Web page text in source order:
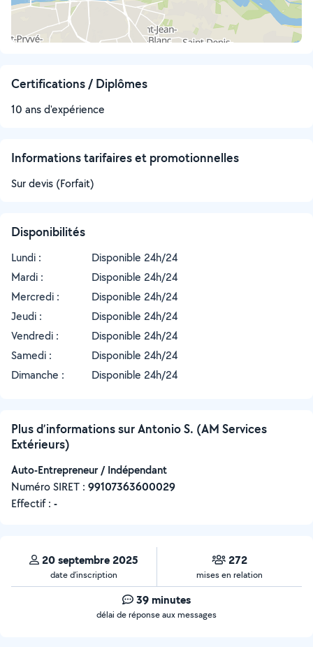
Certifications / Diplômes
10 ans d'expérience
Informations tarifaires et promotionnelles
Sur devis (Forfait)
Disponibilités
Lundi :
Disponible 24h/24
Mardi :
Disponible 24h/24
Mercredi :
Disponible 24h/24
Jeudi :
Disponible 24h/24
Vendredi :
Disponible 24h/24
Samedi :
Disponible 24h/24
Dimanche :
Disponible 24h/24
Plus d’informations sur Antonio S. (AM Services
Extérieurs)
Auto-Entrepreneur / Indépendant
Numéro SIRET : ‍99107363600029
Effectif : -
20 septembre 2025
date d’inscription
272
mises en relation
39 minutes
délai de réponse aux messages